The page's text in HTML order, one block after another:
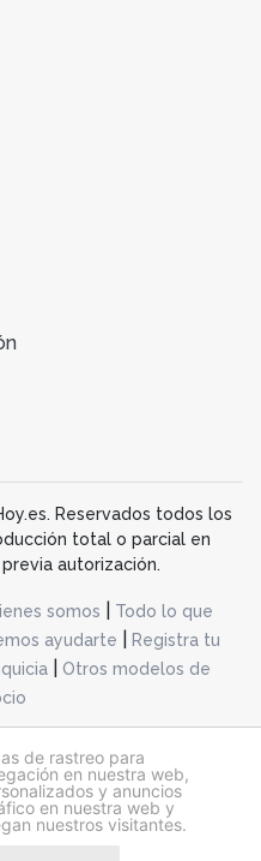
de rastreo para
en nuestra web,
y anuncios
en nuestra web y
nuestros visitantes.
Reservados todos los
total o parcial en
autorización.
somos
Todo lo que
ayudarte
Registra tu
|
Otros modelos de
de cookies|Política de privacidad